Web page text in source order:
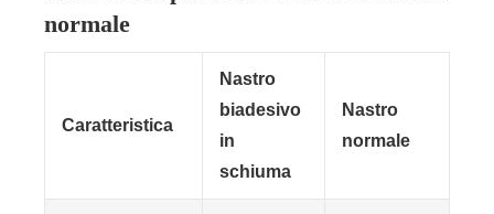
normale
Caratteristica
Nastro
biadesivo
in
schiuma
Nastro
normale